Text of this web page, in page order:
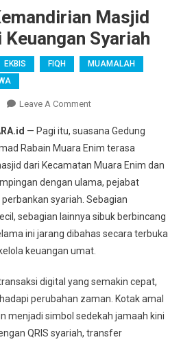
Masjid
Syariah
EKBIS FIQH
MUAMALAH
Leave A CommentOn
Kemandirian
Masjid
Lewat
Literasi
Keuangan
Syariah
— Pagi itu, suasana Gedung
Rabain Muara Enim terasa
dari Kecamatan Muara Enim dan
dengan ulama, pejabat
syariah. Sebagian
sebagian lainnya sibuk berbincang
ini jarang dibahas secara terbuka
keuangan umat.
digital yang semakin cepat,
perubahan zaman. Kotak amal
menjadi simbol sedekah jamaah kini
QRIS syariah, transfer